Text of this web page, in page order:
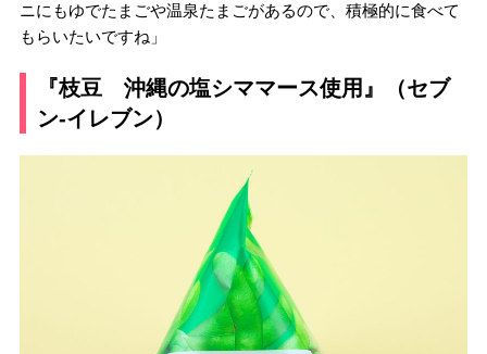
ニにもゆでたまごや温泉たまごがあるので、積極的に食べて
もらいたいですね」
『枝豆 沖縄の塩シママース使用』（セブ
ン-イレブン）